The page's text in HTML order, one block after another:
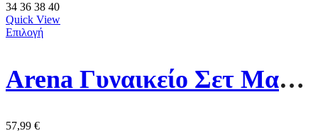
34 36 38 40
Quick View
Επιλογή
Arena Γυναικείο Σετ Μαγιό Μπικίνι 010687-105 Πολύχρωμο
57,99 €